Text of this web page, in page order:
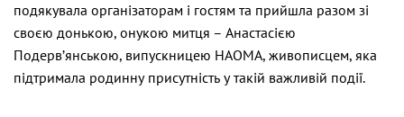
подякувала організаторам і гостям та прийшла разом зі
своєю донькою, онукою митця – Анастасією
Подерв’янською, випускницею НАОМА, живописцем, яка
підтримала родинну присутність у такій важливій події.